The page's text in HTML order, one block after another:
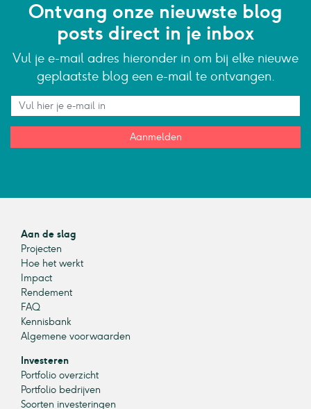
Ontvang onze nieuwste blog
posts direct in je inbox
Vul je e-mail adres hieronder in om bij elke nieuwe
geplaatste blog een e-mail te ontvangen.
Aanmelden
Aan de slag
Projecten
Hoe het werkt
Impact
Rendement
FAQ
Kennisbank
Algemene voorwaarden
Investeren
Portfolio overzicht
Portfolio bedrijven
Soorten investeringen